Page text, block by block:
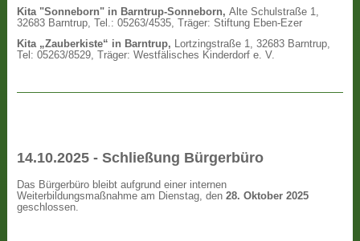
Kita "Sonneborn" in Barntrup-Sonneborn, Alte Schulstraße 1,
32683 Barntrup, Tel.: 05263/4535, Träger: Stiftung Eben-Ezer
Kita „Zauberkiste“ in Barntrup, Lortzingstraße 1, 32683 Barntrup,
Tel: 05263/8529, Träger: Westfälisches Kinderdorf e. V.
14.10.2025 - Schließung Bürgerbüro
Das Bürgerbüro bleibt aufgrund einer internen
Weiterbildungsmaßnahme am Dienstag, den28. Oktober 2025
geschlossen.